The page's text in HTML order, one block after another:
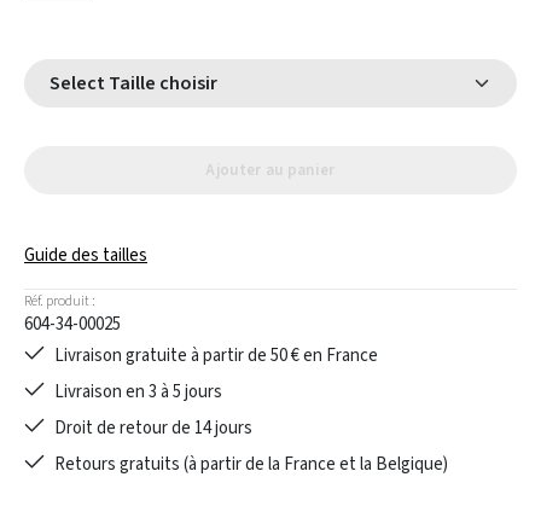
Select Taille choisir
Ajouter au panier
Guide des tailles
Réf. produit :
604-34-00025
Livraison gratuite à partir de 50 € en France
Livraison en 3 à 5 jours
Droit de retour de 14 jours
Retours gratuits (à partir de la France et la Belgique)